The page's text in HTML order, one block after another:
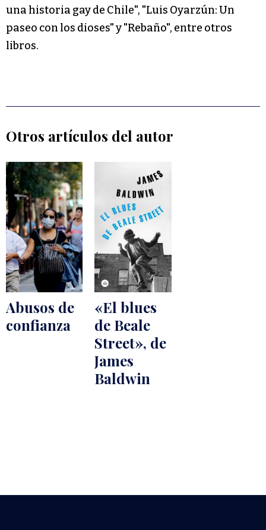
una historia gay de Chile", "Luis Oyarzún: Un
paseo con los dioses" y "Rebaño", entre otros
libros.
Otros artículos del autor
Abusos de
confianza
«El blues
de Beale
Street», de
James
Baldwin